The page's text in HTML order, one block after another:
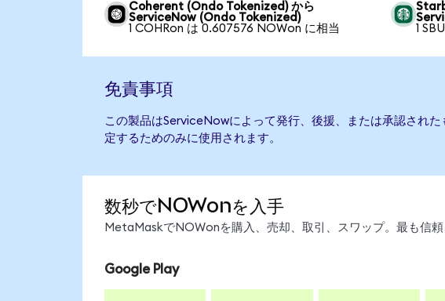
Coherent (Ondo Tokenized) から
ServiceNow (Ondo Tokenized)
1 COHRon は 0.607576 NOWon に相当
1
免責事項
この製品はServiceNowによって発行、後援、または承認され
定するためのみに使用されます。
数秒でNOWonを入手
MetaMaskでNOWonを購入、売却、取引、スワップ。最も信頼
Google Play